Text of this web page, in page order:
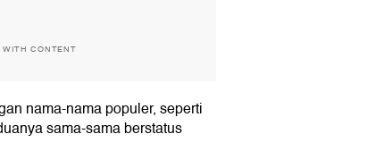
CONTENT
nama-nama populer, seperti
sama-sama berstatus